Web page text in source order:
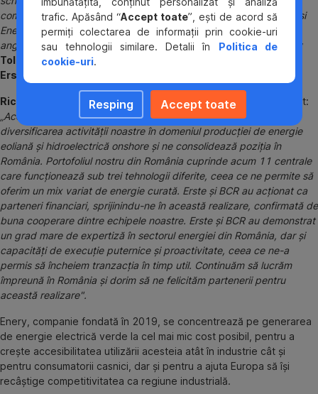
companii care inovează și au proiecte ambițioase, așa cum este și
Enery, care prin această achiziție recentă își consolidează
angajamentul față de dezvoltarea regiunii",a menționat
Ladislav
Tolmaci, parte din echipa Corporate Finance Solutions, din
Erste Group.
Richard König , CEO șiLukas Nemec, COO al Enery, au adăugat:
„Această tranzacție reprezintă o nouă etapă care marchează
diversificarea activității noastre în domeniul producției de energie
eoliană și hidroelectrică onshore și ne consolidează poziția în
România. Portofoliul nostru din România cuprinde acum 11 centrale
care funcționează sub trei tehnologii diferite, ceea ce ne permite să
oferim un mix variat de energie curată. Erste și BCR au acționat ca
parteneri financiari, sprijinindu-ne în această realizare, confirmată de
buna cooperare dintre echipele noastre. Erste și BCR au demonstrat
un grad mare de expertiză în sectorul energiei din România, dar și
capacități de execuție puternice și proactivitate, ceea ce ne-a
permis să încheiem tranzacția în timp util. Continuăm să lucrăm
împreună în România și dorim să ne felicităm partenerii pentru
această realizare".
Enery, companie fondată în 2019, se concentrează pe generarea
de energie electrică verde la cel mai mic cost posibil, pentru a
crește accesibilitatea utilizării acesteia atât în industrie cât și
pentru consumatorii casnici, dar și pentru a ajuta Europa să își
recâștige competitivitatea ca regiune industrială.
trafic. Apăsând “Accept toate”, ești de acord să
permiți colectarea de informații prin cookie-uri
sau tehnologii similare. Detalii în Politica de
cookie-uri.
Resping Accept toate